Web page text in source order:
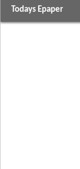
Todays Epaper